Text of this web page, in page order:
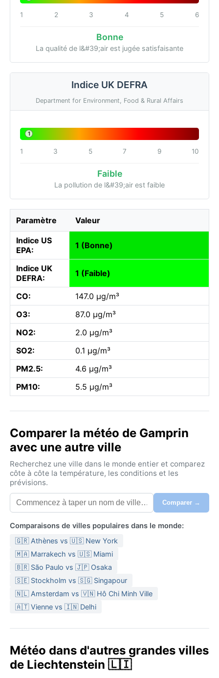
1 2 3 4 5 6
Bonne
La qualité de l&#39;air est jugée satisfaisante
Indice UK DEFRA
Department for Environment, Food & Rural Affairs
1
1 3 5 7 9 10
Faible
La pollution de l&#39;air est faible
Paramètre Valeur
Indice US
EPA:
1 (Bonne)
Indice UK
DEFRA:
1 (Faible)
CO:
147.0 µg/m³
O3:
87.0 µg/m³
NO2:
2.0 µg/m³
SO2:
0.1 µg/m³
PM2.5:
4.6 µg/m³
PM10:
5.5 µg/m³
Comparer la météo de Gamprin
avec une autre ville
Recherchez une ville dans le monde entier et comparez
côte à côte la température, les conditions et les
prévisions.
Comparer →
Comparaisons de villes populaires dans le monde:
🇬🇷 Athènes vs 🇺🇸 New York
🇲🇦 Marrakech vs 🇺🇸 Miami
🇧🇷 São Paulo vs 🇯🇵 Osaka
🇸🇪 Stockholm vs 🇸🇬 Singapour
🇳🇱 Amsterdam vs 🇻🇳 Hô Chi Minh Ville
🇦🇹 Vienne vs 🇮🇳 Delhi
Météo dans d'autres grandes villes
de Liechtenstein 🇱🇮